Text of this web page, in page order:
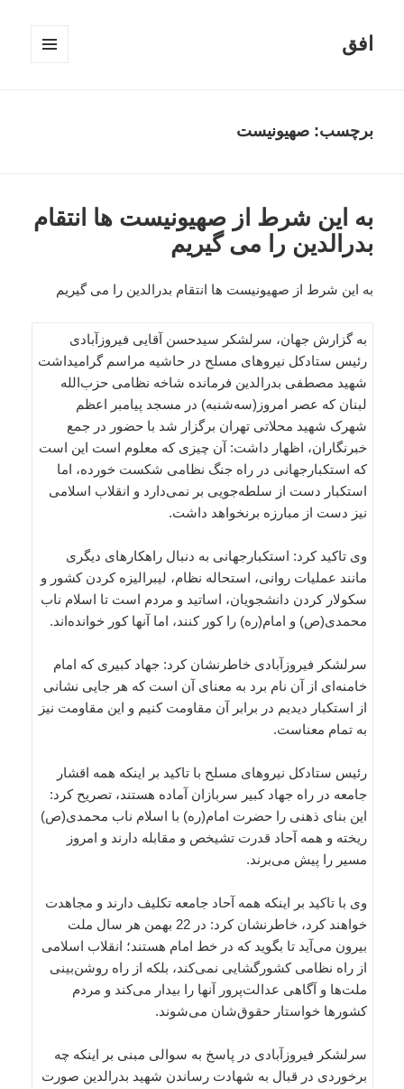
افق
برچسب:صهیونیست
به این شرط از صهیونیست ها انتقام
بدرالدین را می گیریم
به این شرط از صهیونیست ها انتقام بدرالدین را می گیریم
به گزارش جهان، سرلشکر سیدحسن آقایی فیروزآبادی
رئیس ستادکل نیروهای مسلح در حاشیه مراسم گرامیداشت
شهید مصطفی بدرالدین فرمانده شاخه نظامی حزب‌الله
لبنان که عصر امروز(سه‌شنبه) در مسجد پیامبر اعظم
شهرک شهید محلاتی تهران برگزار شد با حضور در جمع
خبرنگاران، اظهار داشت: آن چیزی که معلوم است این است
که استکبارجهانی در راه جنگ نظامی شکست خورده، اما
استکبار دست از سلطه‌جویی بر نمی‌دارد و انقلاب اسلامی
نیز دست از مبارزه برنخواهد داشت.
وی تاکید کرد: استکبارجهانی به دنبال راهکارهای دیگری
مانند عملیات روانی، استحاله نظام، لیبرالیزه کردن کشور و
سکولار کردن دانشجویان، اساتید و مردم است تا اسلام ناب
محمدی(ص) و امام(ره) را کور کنند، اما آنها کور خوانده‌اند.
سرلشکر فیروزآبادی خاطرنشان کرد: جهاد کبیری که امام
خامنه‌ای از آن نام برد به معنای آن است که هر جایی نشانی
از استکبار دیدیم در برابر آن مقاومت کنیم و این مقاومت نیز
به تمام معناست.
رئیس ستادکل نیروهای مسلح با تاکید بر اینکه همه اقشار
جامعه در راه جهاد کبیر سربازان آماده هستند، تصریح کرد:
این بنای ذهنی را حضرت امام(ره) با اسلام ناب محمدی(ص)
ریخته و همه آحاد قدرت تشیخص و مقابله دارند و امروز
مسیر را پیش‌ می‌برند.
وی با تاکید بر اینکه همه آحاد جامعه تکلیف دارند و مجاهدت
خواهند کرد، خاطرنشان کرد: در 22 بهمن هر سال ملت
بیرون می‌آید تا بگوید که در خط امام هستند؛ انقلاب اسلامی
از راه نظامی کشورگشایی نمی‌کند، بلکه از راه روشن‌بینی
ملت‌ها و آگاهی عدالت‌پرور آنها را بیدار می‌کند و مردم
کشورها خواستار حقوق‌شان می‌شوند.
سرلشکر فیروزآبادی در پاسخ به سوالی مبنی بر اینکه چه
برخوردی در قبال به شهادت رساندن شهید بدرالدین صورت